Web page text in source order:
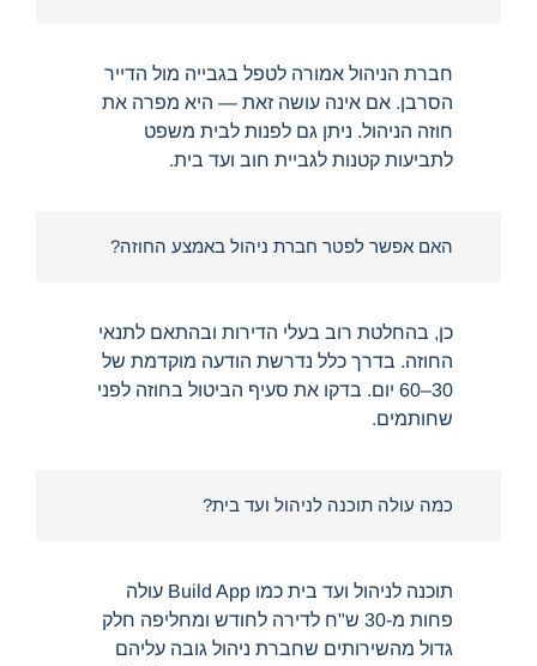
חברת הניהול אמורה לטפל בגבייה מול הדייר
הסרבן. אם אינה עושה זאת — היא מפרה את
חוזה הניהול. ניתן גם לפנות לבית משפט
לתביעות קטנות לגביית חוב ועד בית.
האם אפשר לפטר חברת ניהול באמצע החוזה?
כן, בהחלטת רוב בעלי הדירות ובהתאם לתנאי
החוזה. בדרך כלל נדרשת הודעה מוקדמת של
30–60 יום. בדקו את סעיף הביטול בחוזה לפני
שחותמים.
כמה עולה תוכנה לניהול ועד בית?
תוכנה לניהול ועד בית כמו Build App עולה
פחות מ-30 ש"ח לדירה לחודש ומחליפה חלק
גדול מהשירותים שחברת ניהול גובה עליהם